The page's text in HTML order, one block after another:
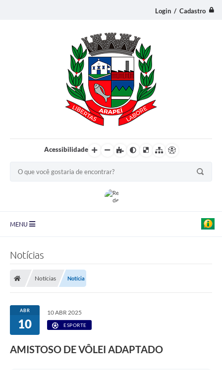
Login / Cadastro
Acessibilidade
MENU
Legislação
Turismo
Notícias
Notícias Notícia
ABR
10
10 ABR 2025
ESPORTE
AMISTOSO DE VÔLEI ADAPTADO